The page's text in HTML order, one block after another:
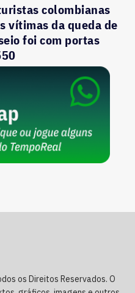
colombianas
vítimas da queda de
foi com portas
os Direitos Reservados. O